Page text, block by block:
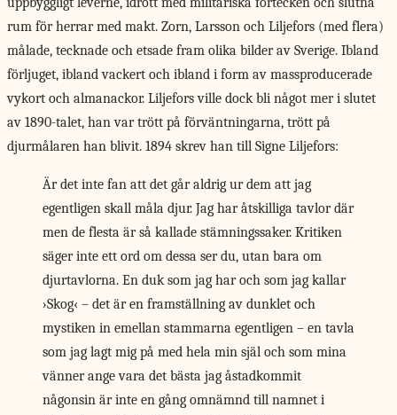
rum för herrar med makt. Zorn, Larsson och Liljefors (med flera)
målade, tecknade och etsade fram olika bilder av Sverige. Ibland
förljuget, ibland vackert och ibland i form av massproducerade
vykort och almanackor. Liljefors ville dock bli något mer i slutet
av 1890-talet, han var trött på förväntningarna, trött på
djurmålaren han blivit. 1894 skrev han till Signe Liljefors:
Är det inte fan att det går aldrig ur dem att jag
egentligen skall måla djur. Jag har åtskilliga tavlor där
men de flesta är så kallade stämningssaker. Kritiken
säger inte ett ord om dessa ser du, utan bara om
djurtavlorna. En duk som jag har och som jag kallar
›Skog‹ – det är en framställning av dunklet och
mystiken in emellan stammarna egentligen – en tavla
som jag lagt mig på med hela min själ och som mina
vänner ange vara det bästa jag åstadkommit
någonsin är inte en gång omnämnd till namnet i